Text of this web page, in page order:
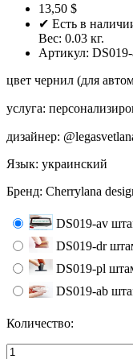
13,50 $
✔ Есть в
Вес: 0.03 кг.
Артикул:
цвет чернил (для
услуга:
дизайнер:
Язык: украинский
Бренд: Cherrylana
DS019-av
DS019-dr
DS019-pl
DS019-ab
Количество: